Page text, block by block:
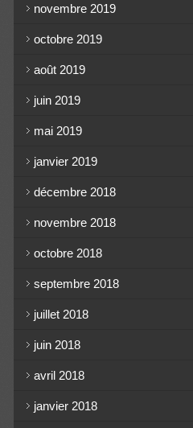
novembre 2019
octobre 2019
août 2019
juin 2019
mai 2019
janvier 2019
décembre 2018
novembre 2018
octobre 2018
septembre 2018
juillet 2018
juin 2018
avril 2018
janvier 2018